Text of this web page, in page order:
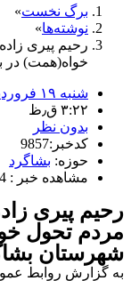
برگ نخست
نوشته‌ها
رحیم پیری
خواه(همت)
شنبه ۱۹ فروردین ۱۴۰۲
۳:۲۲ ق٫ظ
بدون نظر
کدخبر:9857
حوزه: بشاگرد
مشاهده خبر : 904
رحیم پیری
مردم تحول
شهرستان
به گزارش روابط